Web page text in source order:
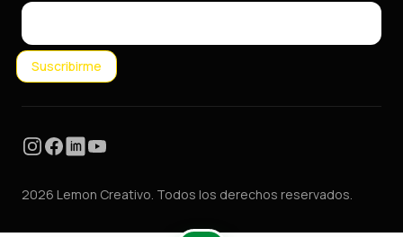
Email
Suscribirme
Instagram
Facebook
LinkedInYouTube
2026 Lemon Creativo. Todos los derechos reservados.